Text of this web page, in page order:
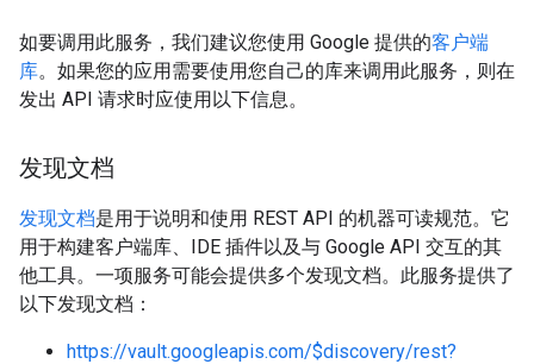
如要调用此服务，我们建议您使用 Google 提供的客户端
库。如果您的应用需要使用您自己的库来调用此服务，则在
发出 API 请求时应使用以下信息。
发现文档
发现文档是用于说明和使用 REST API 的机器可读规范。它
用于构建客户端库、IDE 插件以及与 Google API 交互的其
他工具。一项服务可能会提供多个发现文档。此服务提供了
以下发现文档：
https://vault.googleapis.com/$discovery/rest?